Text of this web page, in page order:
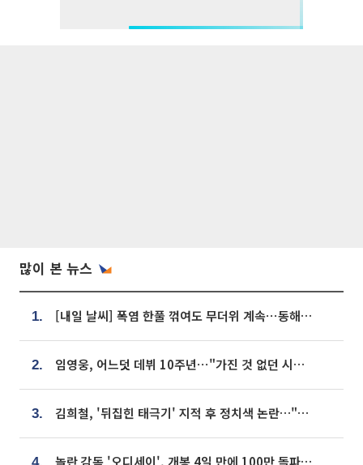
많이 본 뉴스
1. [내일 날씨] 폭염 한풀 꺾여도 무더위 계속⋯동해안 이틀 연속 비
2. 임영웅, 어느덧 데뷔 10주년⋯"가진 것 없던 시절, 내 앞엔 20명의 팬뿐"
3. 김희철, '뒤집힌 태극기' 지적 후 정치색 논란…"좌우 떠나 우리나라 국기"
놀란 감독 '오디세이', 개봉 4일 만에 100만 돌파⋯'왕사남' 보다 빠르다